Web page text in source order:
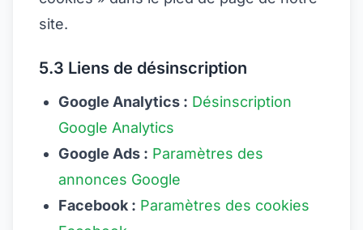
site.
5.3 Liens de désinscription
Google Analytics : Désinscription
Google Analytics
Google Ads : Paramètres des
annonces Google
Facebook : Paramètres des cookies